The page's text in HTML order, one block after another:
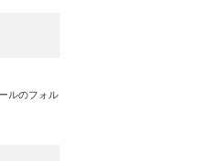
ルのフォル